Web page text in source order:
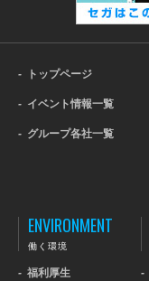
- トップページ
- イベント情報一覧
- グループ各社一覧
ENVIRONMENT
働く環境
- 福利厚生 -